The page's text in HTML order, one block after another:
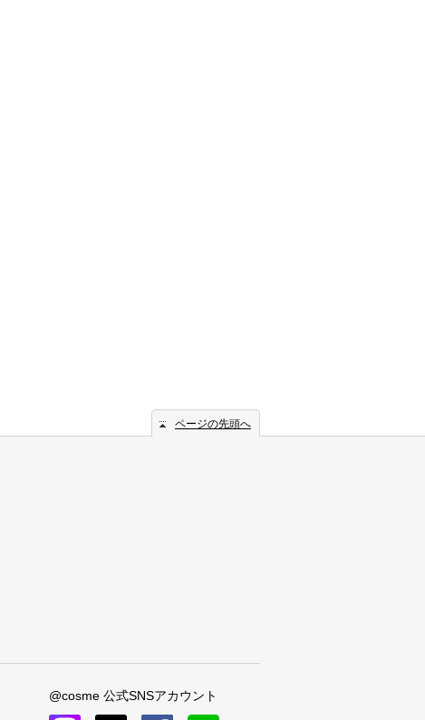
ページの先頭へ
@cosme 公式SNSアカウント